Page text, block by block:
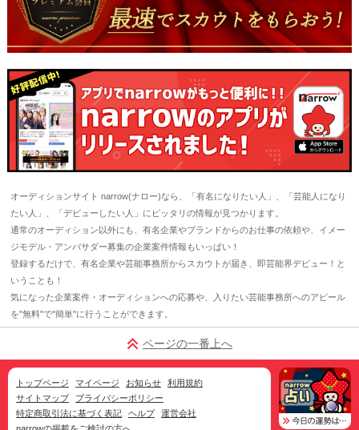
オーディションサイト narrow(ナロー)なら、「有名になりたい人」、「芸能人になり
たい人」、「デビューしたい人」にピッタリの情報が見つかります。
通常のオーディション以外にも、有名企業やブランドからのお仕事の依頼や、イメー
ジモデル・アンバサダー募集の企業案件情報もいっぱい！
登録するだけで、有名企業や芸能事務所からスカウトが届き、即芸能界デビュー！と
いうことも！
気になった企業案件・オーディションへの応募や、入りたい芸能事務所へのアピール
を"無料"で"簡単"に行うことができます。
ページの一番上へ
トップページ マイページ お知らせ
利用規約
サイトマップ
プライバシーポリシー
特定商取引法に基づく表記
ヘルプ
運営会社